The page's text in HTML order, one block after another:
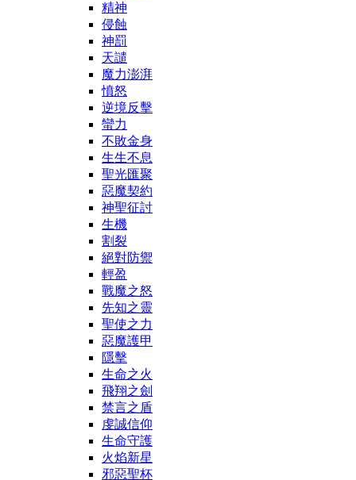
精神
侵蝕
神罰
天譴
魔力澎湃
憤怒
逆境反擊
蠻力
不敗金身
生生不息
聖光匯聚
惡魔契約
神聖征討
生機
割裂
絕對防禦
輕盈
戰魔之怒
先知之靈
聖使之力
惡魔護甲
隱擊
生命之火
飛翔之劍
禁言之盾
虔誠信仰
生命守護
火焰新星
邪惡聖杯